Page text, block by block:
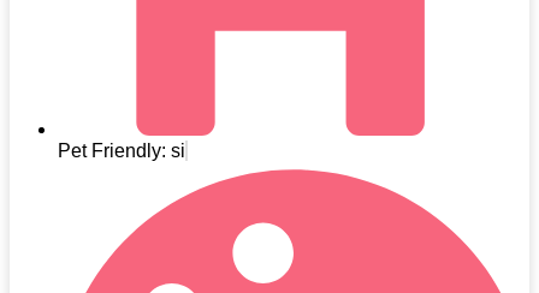
Pet Friendly: si